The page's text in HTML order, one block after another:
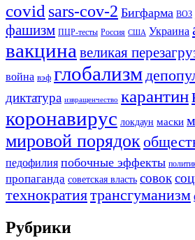
covid sars-cov-2 Бигфарма ВОЗ
фашизм ПЦР-тесты Россия США Украина
вакцина великая
война вэф глобализм
диктатура извращенчество карантин
коронавирус локдаун маски
мировой порядок
педофилия побочные эффекты
пропаганда советская власть совок
технократиятрансгуманизм
Рубрики